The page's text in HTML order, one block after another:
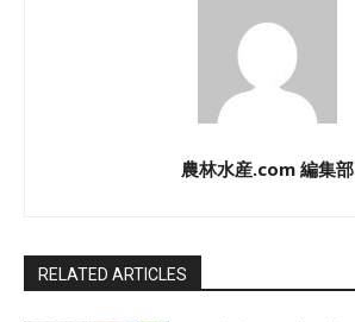
農林水産.com 編集部
RELATED ARTICLES